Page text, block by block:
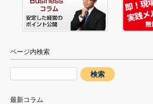
ページ内検索
最新コラム